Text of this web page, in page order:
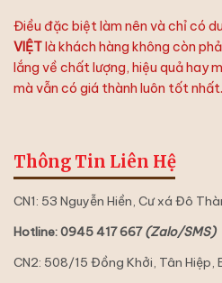
Điều đặc biệt làm nên và chỉ có
VIỆTlà khách hàng không còn
lắng về chất lượng, hiệu quả hay
mà vẫn có giá thành luôn tốt nhất.
Thông Tin Liên Hệ
CN1: 53 Nguyễn Hiền, Cư xá Đô
Hotline: 0945 417 667(Zalo/SMS)
CN2: 508/15 Đồng Khởi, Tân Hiệp,